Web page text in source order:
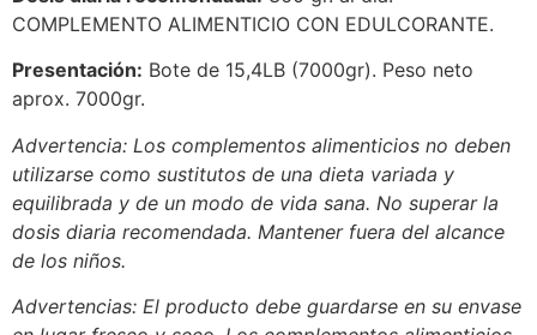
COMPLEMENTO ALIMENTICIO CON EDULCORANTE.
Presentación: Bote de 15,4LB (7000gr). Peso neto
aprox. 7000gr.
Advertencia: Los complementos alimenticios no deben
utilizarse como sustitutos de una dieta variada y
equilibrada y de un modo de vida sana. No superar la
dosis diaria recomendada. Mantener fuera del alcance
de los niños.
Advertencias: El producto debe guardarse en su envase